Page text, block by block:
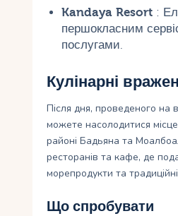
Kandaya Resort:
першокласним
послугами.
Кулінарні
Після дня, проведеного на
можете насолодитися
районі Бадьяна та
ресторанів та кафе, де
морепродукти та традиційні
Що спробувати